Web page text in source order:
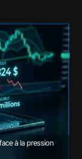
à la pression